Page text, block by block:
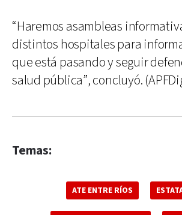
“Haremos asambleas
distintos hospitales para
que está pasando y seguir
salud pública”, concluyó.
Temas:
ATE ENTRE RÍOS